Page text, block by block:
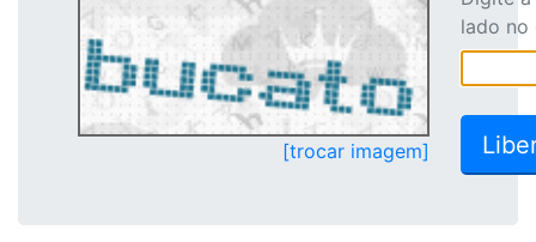
[trocar imagem]
lado no